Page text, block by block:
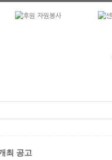
최 공고